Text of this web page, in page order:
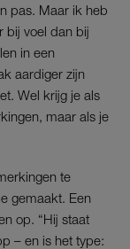
pas. Maar ik heb
bij voel dan bij
in een
aardiger zijn
Wel krijg je als
maar als je
te
gemaakt. Een
op. “Hij staat
– en is het type: